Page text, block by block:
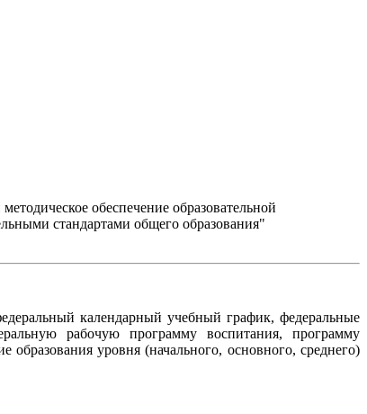
обеспечение образовательной
стандартами общего образования"
календарный учебный график, федеральные
рабочую программу воспитания, программу
уровня (начального, основного, среднего)